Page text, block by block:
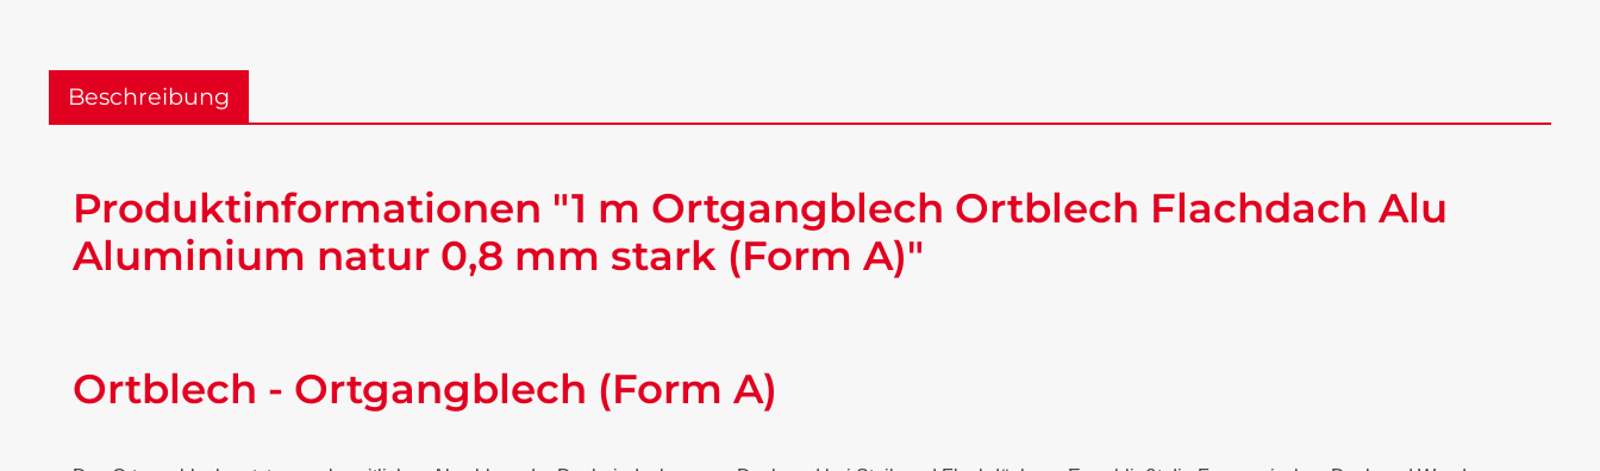
Beschreibung
Produktinformationen "1 m Ortgangblech Ortblech Flachdach Alu
Aluminium natur 0,8 mm stark (Form A)"
Ortblech - Ortgangblech (Form A)